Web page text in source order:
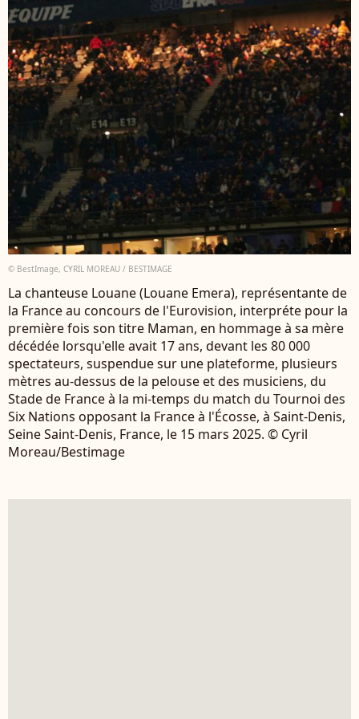
© BestImage, CYRIL MOREAU / BESTIMAGE
La chanteuse Louane (Louane Emera), représentante de
la France au concours de l'Eurovision, interpréte pour la
première fois son titre Maman, en hommage à sa mère
décédée lorsqu'elle avait 17 ans, devant les 80 000
spectateurs, suspendue sur une plateforme, plusieurs
mètres au-dessus de la pelouse et des musiciens, du
Stade de France à la mi-temps du match du Tournoi des
Six Nations opposant la France à l'Écosse, à Saint-Denis,
Seine Saint-Denis, France, le 15 mars 2025. © Cyril
Moreau/Bestimage